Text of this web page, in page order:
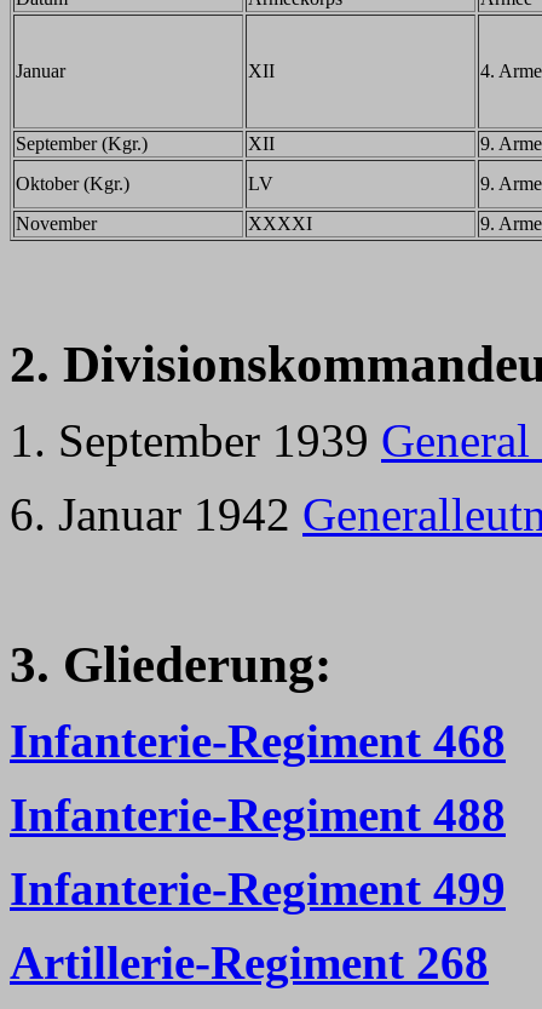
Januar XII 4.
September (Kgr.) XII
9.
Oktober (Kgr.)
LV
9.
November
XXXXI 9.
2.
1. September 1939
6. Januar 1942
3. Gliederung:
Infanterie-Regiment 468
Infanterie-Regiment 488
Infanterie-Regiment 499
Artillerie-Regiment 268